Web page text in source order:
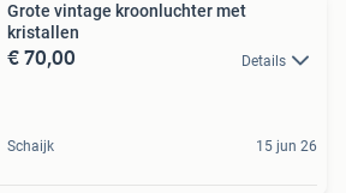
Grote vintage kroonluchter met
kristallen
€ 70,00 Details
Schaijk 15 jun 26